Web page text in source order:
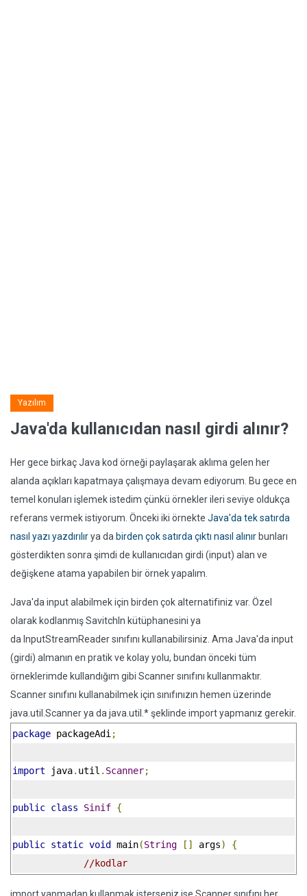
Yazılım
Java'da kullanıcıdan nasıl girdi alınır?
Her gece birkaç Java kod örneği paylaşarak aklıma gelen her
alanda açıkları kapatmaya çalışmaya devam ediyorum. Bu gece en
temel konuları işlemek istedim çünkü örnekler ileri seviye oldukça
referans vermek istiyorum. Önceki iki örnekte Java'da tek satırda
nasıl yazı yazdırılırya da birden çok satırda çıktı nasıl alınır bunları
gösterdikten sonra şimdi de kullanıcıdan girdi (input) alan ve
değişkene atama yapabilen bir örnek yapalım.
Java'da input alabilmek için birden çok alternatifiniz var. Özel
olarak kodlanmış SavitchIn kütüphanesini ya
da InputStreamReader sınıfını kullanabilirsiniz. Ama Java'da input
(girdi) almanın en pratik ve kolay yolu, bundan önceki tüm
örneklerimde kullandığım gibi Scanner sınıfını kullanmaktır.
Scanner sınıfını kullanabilmek için sınıfınızın hemen üzerinde
java.util.Scanner ya da java.util.* şeklinde import yapmanız gerekir.
package packageAdi ;
import java. util . Scanner;
public class Sinif {
public static void main(String [] args)
{
//kodlar